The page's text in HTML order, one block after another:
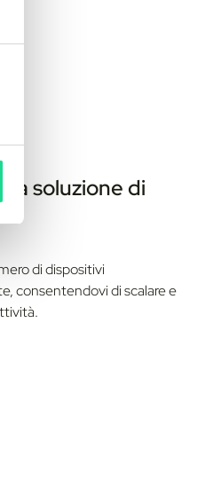
soluzione di
di dispositivi
consentendovi di scalare e